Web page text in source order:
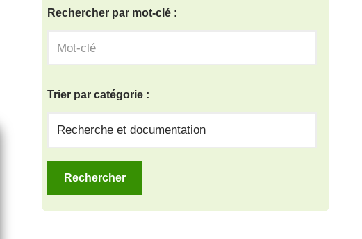
Rechercher par mot-clé :
Trier par catégorie :